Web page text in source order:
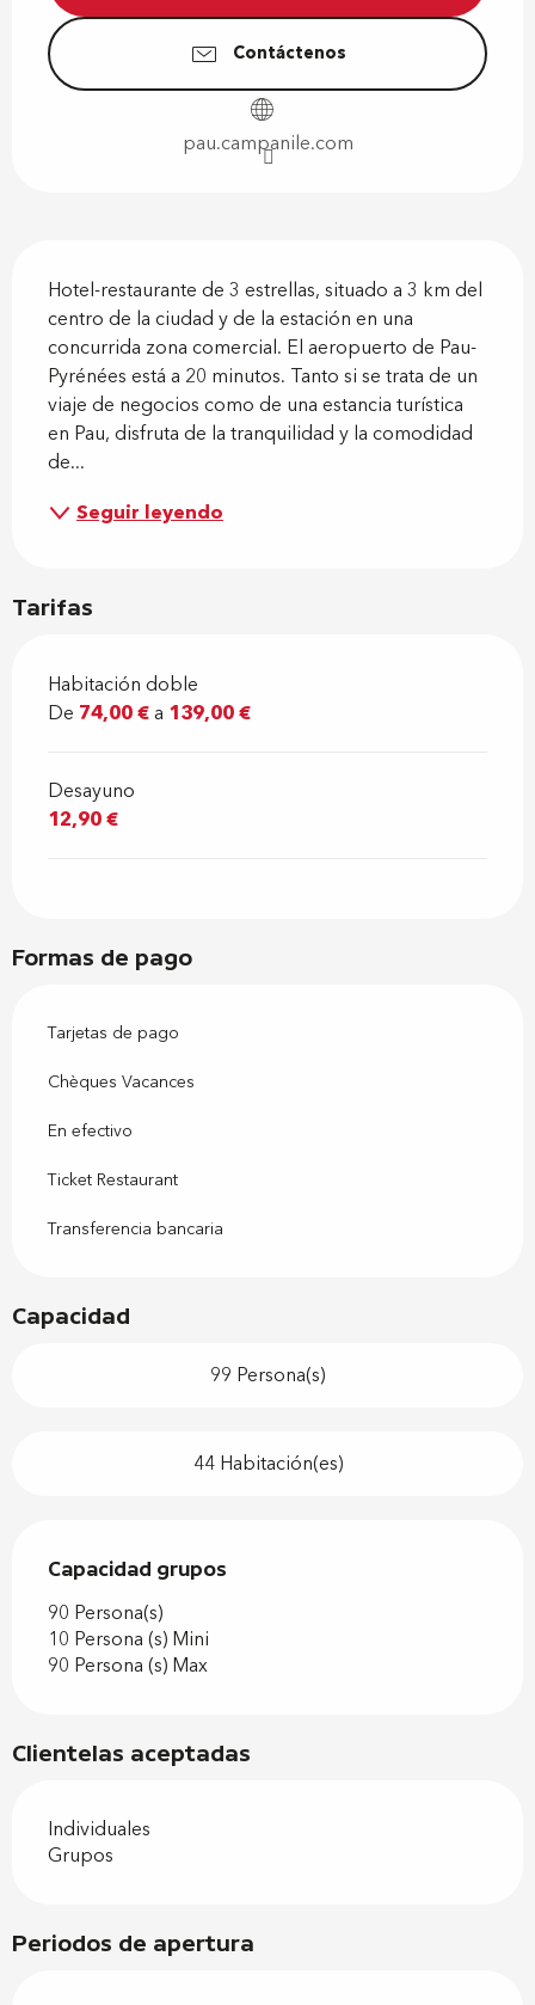
Contáctenos
pau.campanile.com
Hotel-restaurante de 3 estrellas, situado a 3 km del
centro de la ciudad y de la estación en una
concurrida zona comercial. El aeropuerto de Pau-
Pyrénées está a 20 minutos. Tanto si se trata de un
viaje de negocios como de una estancia turística
en Pau, disfruta de la tranquilidad y la comodidad
de...
Seguir leyendo
Tarifas
Habitación doble
De 74,00 €a 139,00 €
Desayuno
12,90 €
Formas de pago
Tarjetas de pago
Chèques Vacances
En efectivo
Ticket Restaurant
Transferencia bancaria
Capacidad
99 Persona(s)
44 Habitación(es)
Capacidad grupos
Capacidad grupos
90 Persona(s)
10 Persona (s) Mini
90 Persona (s) Max
Clientelas aceptadas
Individuales
Grupos
Periodos de apertura